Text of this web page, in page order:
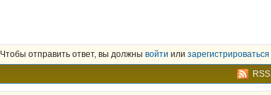
Чтобы отправить ответ, вы должны войти или зарегистрироваться
RSS